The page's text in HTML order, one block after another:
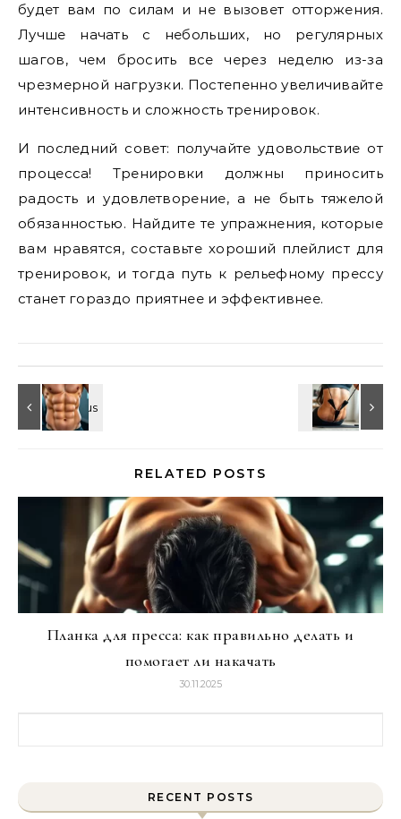
будет вам по силам и не вызовет отторжения.
Лучше начать с небольших, но регулярных
шагов, чем бросить все через неделю из-за
чрезмерной нагрузки. Постепенно увеличивайте
интенсивность и сложность тренировок.
И последний совет: получайте удовольствие от
процесса! Тренировки должны приносить
радость и удовлетворение, а не быть тяжелой
обязанностью. Найдите те упражнения, которые
вам нравятся, составьте хороший плейлист для
тренировок, и тогда путь к рельефному прессу
станет гораздо приятнее и эффективнее.
RELATED POSTS
Планка для пресса: как правильно делать и
помогает ли накачать
30.11.2025
RECENT POSTS